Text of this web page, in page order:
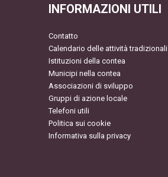
INFORMAZIONI UTILI
Contatto
Calendario delle attività tradizionali
Istituzioni della contea
Municipi nella contea
Associazioni di sviluppo
Gruppi di azione locale
Telefoni utili
Politica sui cookie
Informativa sulla privacy